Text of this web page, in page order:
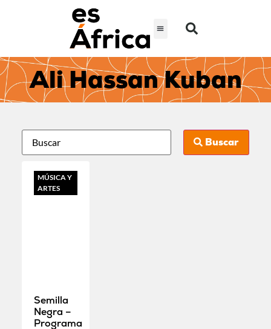
Ali Hassan Kuban
Buscar
MÚSICA Y
ARTES
Semilla
Negra –
Programa